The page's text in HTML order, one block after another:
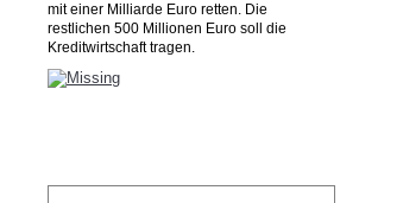
mit einer Milliarde Euro retten. Die
restlichen 500 Millionen Euro soll die
Kreditwirtschaft tragen.